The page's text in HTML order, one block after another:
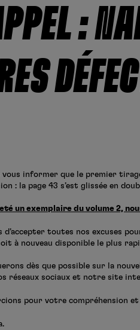
:
vous informer que le premier
: la page 43 s’est glissée en
un exemplaire du volume 2,
d’accepter toutes nos excuses
à nouveau disponible le plus
dès que possible sur la
réseaux sociaux et notre site
pour votre compréhension